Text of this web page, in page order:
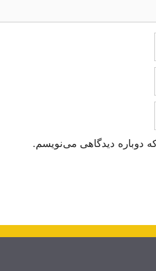
دوباره دیدگاهی می‌نویسم.